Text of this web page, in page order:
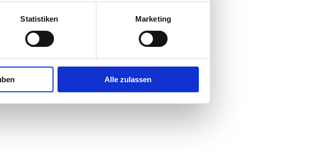
Statistiken Marketing
Alle zulassen